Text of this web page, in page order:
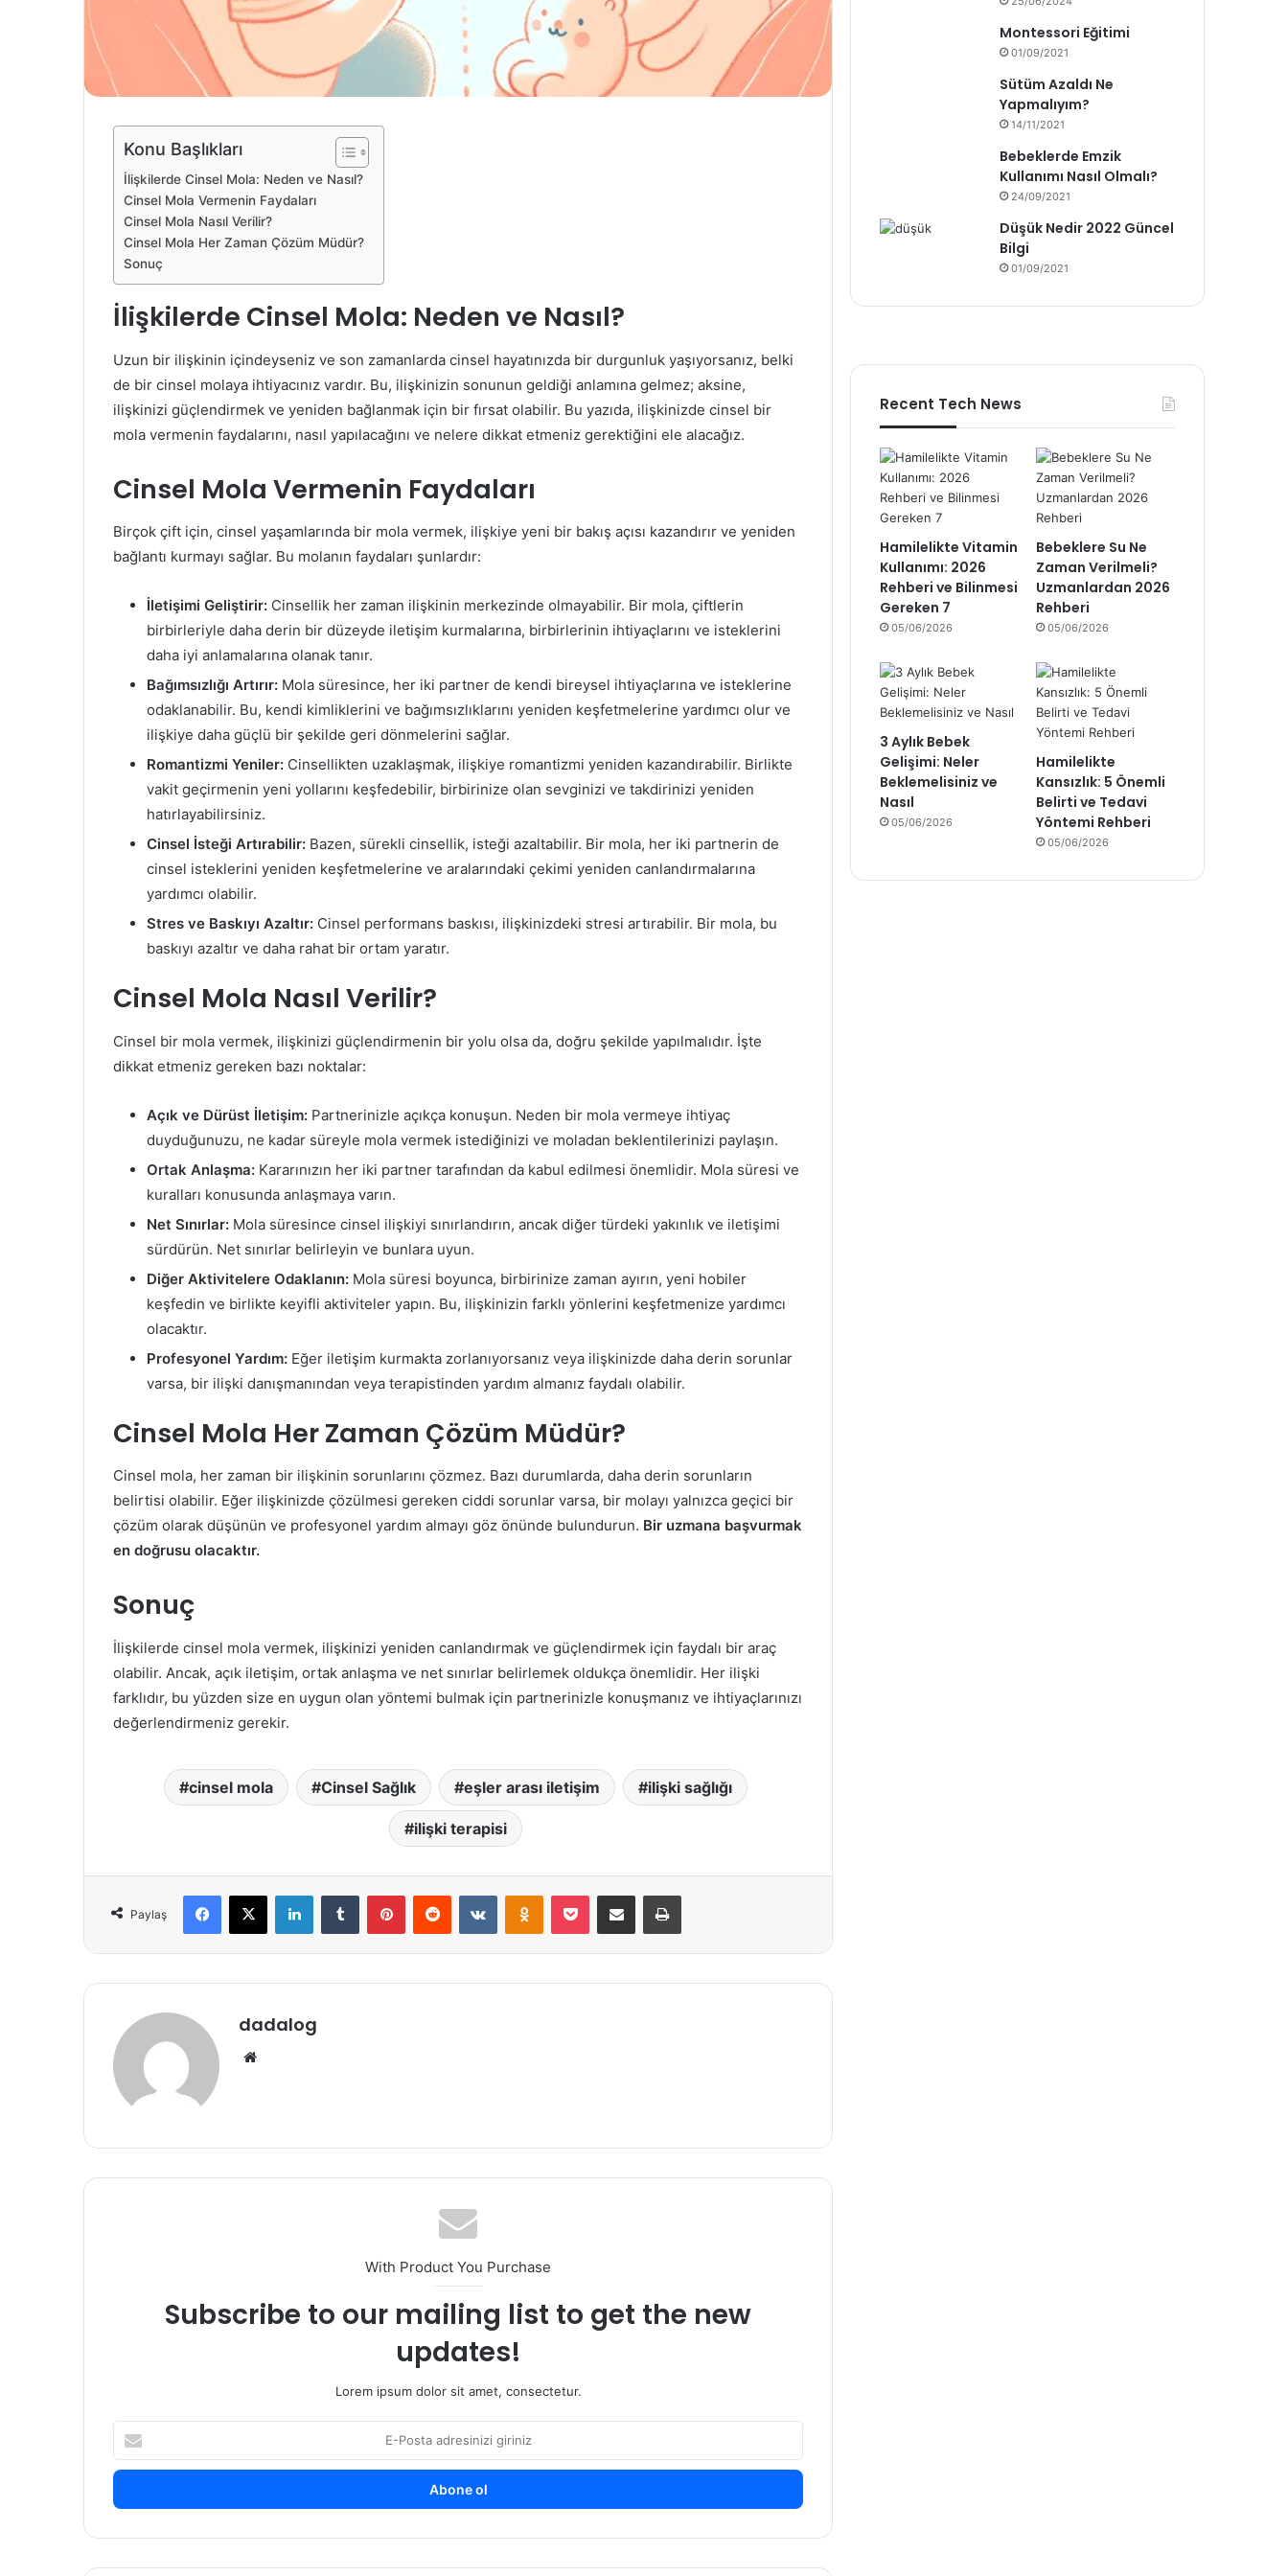
Konu Başlıkları
İlişkilerde Cinsel Mola: Neden ve Nasıl?
Cinsel Mola Vermenin Faydaları
Cinsel Mola Nasıl Verilir?
Cinsel Mola Her Zaman Çözüm Müdür?
Sonuç
İlişkilerde Cinsel Mola: Neden ve Nasıl?
Uzun bir ilişkinin içindeyseniz ve son zamanlarda cinsel hayatınızda bir durgunluk yaşıyorsanız, belki
de bir cinsel molaya ihtiyacınız vardır. Bu, ilişkinizin sonunun geldiği anlamına gelmez; aksine,
ilişkinizi güçlendirmek ve yeniden bağlanmak için bir fırsat olabilir. Bu yazıda, ilişkinizde cinsel bir
mola vermenin faydalarını, nasıl yapılacağını ve nelere dikkat etmeniz gerektiğini ele alacağız.
Cinsel Mola Vermenin Faydaları
Birçok çift için, cinsel yaşamlarında bir mola vermek, ilişkiye yeni bir bakış açısı kazandırır ve yeniden
bağlantı kurmayı sağlar. Bu molanın faydaları şunlardır:
İletişimi Geliştirir: Cinsellik her zaman ilişkinin merkezinde olmayabilir. Bir mola, çiftlerin
birbirleriyle daha derin bir düzeyde iletişim kurmalarına, birbirlerinin ihtiyaçlarını ve isteklerini
daha iyi anlamalarına olanak tanır.
Bağımsızlığı Artırır: Mola süresince, her iki partner de kendi bireysel ihtiyaçlarına ve isteklerine
odaklanabilir. Bu, kendi kimliklerini ve bağımsızlıklarını yeniden keşfetmelerine yardımcı olur ve
ilişkiye daha güçlü bir şekilde geri dönmelerini sağlar.
Romantizmi Yeniler: Cinsellikten uzaklaşmak, ilişkiye romantizmi yeniden kazandırabilir. Birlikte
vakit geçirmenin yeni yollarını keşfedebilir, birbirinize olan sevginizi ve takdirinizi yeniden
hatırlayabilirsiniz.
Cinsel İsteği Artırabilir: Bazen, sürekli cinsellik, isteği azaltabilir. Bir mola, her iki partnerin de
cinsel isteklerini yeniden keşfetmelerine ve aralarındaki çekimi yeniden canlandırmalarına
yardımcı olabilir.
Stres ve Baskıyı Azaltır: Cinsel performans baskısı, ilişkinizdeki stresi artırabilir. Bir mola, bu
baskıyı azaltır ve daha rahat bir ortam yaratır.
Cinsel Mola Nasıl Verilir?
Cinsel bir mola vermek, ilişkinizi güçlendirmenin bir yolu olsa da, doğru şekilde yapılmalıdır. İşte
dikkat etmeniz gereken bazı noktalar:
Açık ve Dürüst İletişim: Partnerinizle açıkça konuşun. Neden bir mola vermeye ihtiyaç
duyduğunuzu, ne kadar süreyle mola vermek istediğinizi ve moladan beklentilerinizi paylaşın.
Ortak Anlaşma: Kararınızın her iki partner tarafından da kabul edilmesi önemlidir. Mola süresi ve
kuralları konusunda anlaşmaya varın.
Net Sınırlar: Mola süresince cinsel ilişkiyi sınırlandırın, ancak diğer türdeki yakınlık ve iletişimi
sürdürün. Net sınırlar belirleyin ve bunlara uyun.
Diğer Aktivitelere Odaklanın: Mola süresi boyunca, birbirinize zaman ayırın, yeni hobiler
keşfedin ve birlikte keyifli aktiviteler yapın. Bu, ilişkinizin farklı yönlerini keşfetmenize yardımcı
olacaktır.
Profesyonel Yardım: Eğer iletişim kurmakta zorlanıyorsanız veya ilişkinizde daha derin sorunlar
varsa, bir ilişki danışmanından veya terapistinden yardım almanız faydalı olabilir.
Cinsel Mola Her Zaman Çözüm Müdür?
Cinsel mola, her zaman bir ilişkinin sorunlarını çözmez. Bazı durumlarda, daha derin sorunların
belirtisi olabilir. Eğer ilişkinizde çözülmesi gereken ciddi sorunlar varsa, bir molayı yalnızca geçici bir
çözüm olarak düşünün ve profesyonel yardım almayı göz önünde bulundurun. Bir uzmana başvurmak
en doğrusu olacaktır.
Sonuç
İlişkilerde cinsel mola vermek, ilişkinizi yeniden canlandırmak ve güçlendirmek için faydalı bir araç
olabilir. Ancak, açık iletişim, ortak anlaşma ve net sınırlar belirlemek oldukça önemlidir. Her ilişki
farklıdır, bu yüzden size en uygun olan yöntemi bulmak için partnerinizle konuşmanız ve ihtiyaçlarınızı
değerlendirmeniz gerekir.
cinsel mola Cinsel Sağlık eşler arası iletişim ilişki sağlığı
ilişki terapisi
Paylaş
dadalog
With Product You Purchase
Subscribe to our mailing list to get the new
updates!
Lorem ipsum dolor sit amet, consectetur.
P
s
a
Montessori Eğitimi
01/09/2021
Sütüm Azaldı Ne
Yapmalıyım?
14/11/2021
Bebeklerde Emzik
Kullanımı Nasıl Olmalı?
24/09/2021
Düşük Nedir 2022 Güncel
Bilgi
01/09/2021
Recent Tech News
Hamilelikte Vitamin
Kullanımı: 2026
Rehberi ve Bilinmesi
Gereken 7
05/06/2026
Bebeklere Su Ne
Zaman Verilmeli?
Uzmanlardan 2026
Rehberi
05/06/2026
3 Aylık Bebek
Gelişimi: Neler
Beklemelisiniz ve
Nasıl
05/06/2026
Hamilelikte
Kansızlık: 5 Önemli
Belirti ve Tedavi
Yöntemi Rehberi
05/06/2026